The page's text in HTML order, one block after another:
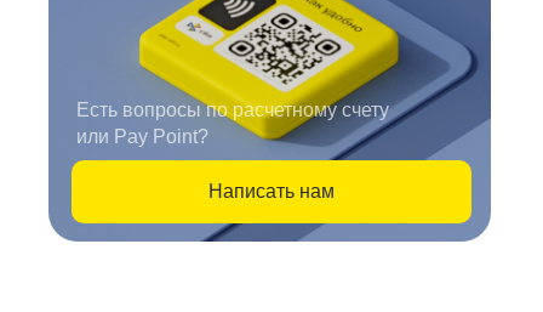
Написать нам
Есть вопросы по расчетному счету
или Pay Point?